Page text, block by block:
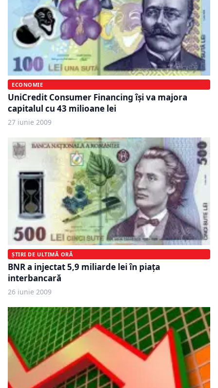
ECONOMIE
UniCredit Consumer Financing îşi va majora
capitalul cu 43 milioane lei
27 iunie 2009
ȘTIRI DE ULTIMĂ ORĂ
BNR a injectat 5,9 miliarde lei în piaţa
interbancară
26 iunie 2009